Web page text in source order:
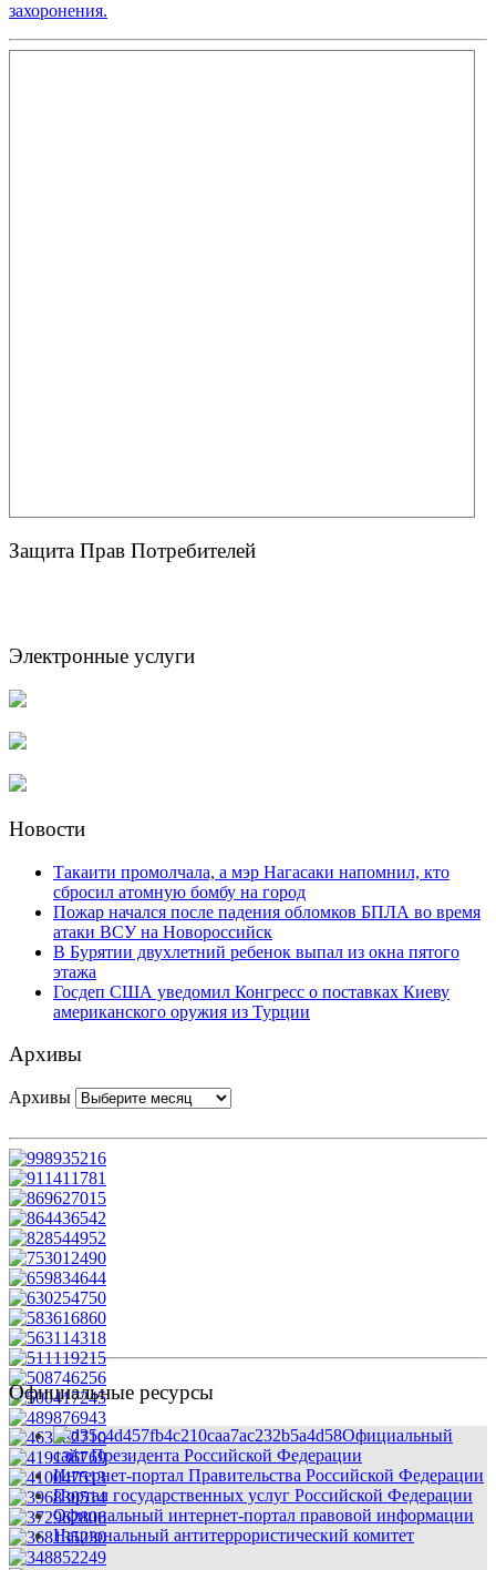
Защита Прав Потребителей
Электронные услуги
Новости
Такаити промолчала, а мэр Нагасаки напомнил, кто
сбросил атомную бомбу на город
Пожар начался после падения обломков БПЛА во время
атаки ВСУ на Новороссийск
В Бурятии двухлетний ребенок выпал из окна пятого
этажа
Госдеп США уведомил Конгресс о поставках Киеву
американского оружия из Турции
Архивы
Архивы
Официальные ресурсы
Официальный
сайт Президента Российской Федерации
Интернет-портал Правительства Российской Федерации
Портал государственных услуг Российской Федерации
Официальный интернет-портал правовой информации
Национальный антитеррористический комитет